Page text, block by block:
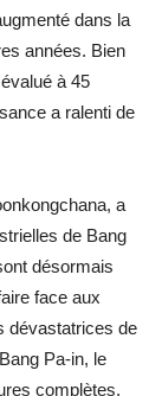
dans la
années. Bien
à 45
a ralenti de
a
de Bang
désormais
face aux
dévastatrices de
Pa-in, le
complètes,